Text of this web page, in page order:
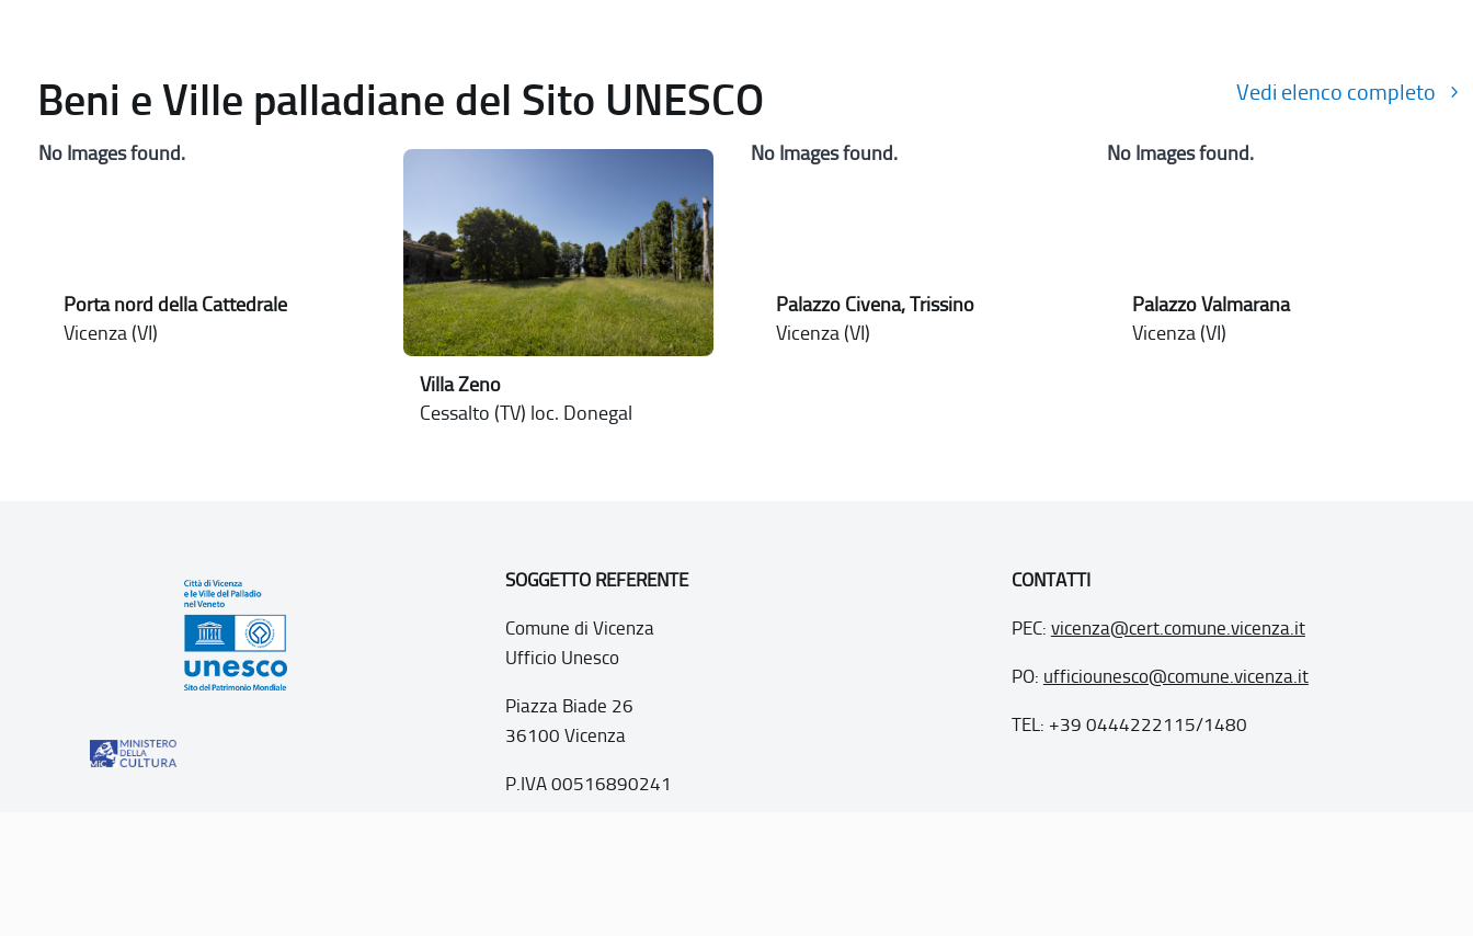
Beni e Ville palladiane del Sito UNESCO Vedi elenco completo
No Images found.
Porta nord della Cattedrale
Vicenza (VI)
Villa Zeno
Cessalto (TV) loc. Donegal
No Images found.
Palazzo Civena, Trissino
Vicenza (VI)
No Images found.
Palazzo Valmarana
Vicenza (VI)
SOGGETTO REFERENTE
Comune di Vicenza
Ufficio Unesco
Piazza Biade 26
36100 Vicenza
P.IVA 00516890241
CONTATTI
PEC: vicenza@cert.comune.vicenza.it
PO: ufficiounesco@comune.vicenza.it
TEL: +39 0444222115/1480